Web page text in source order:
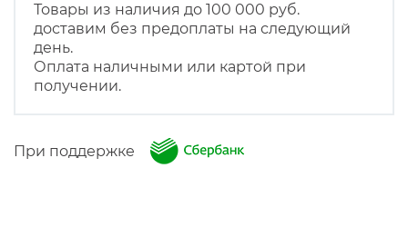
Товары из наличия до 100 000 руб.
доставим без предоплаты на следующий
день.
Оплата наличными или картой при
получении.
При поддержке